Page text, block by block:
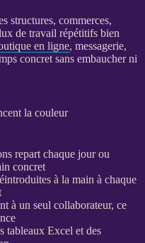
structures, commerces,
de travail répétitifs bien
en ligne, messagerie,
concret sans embaucher ni
la couleur
repart chaque jour ou
concret
à la main à chaque
à un seul collaborateur, ce
tableaux Excel et des